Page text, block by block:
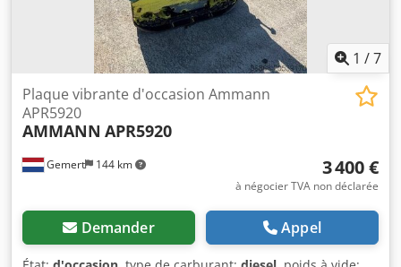
1 /7
Gemert 144 km
Plaque vibrante d'occasion Ammann
APR5920
AMMANN APR5920
3 400 €
à négocier TVA non déclarée
Demander Appel